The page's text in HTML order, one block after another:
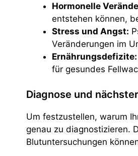
Hormonelle
entstehen können,
Stress und Angst:
Veränderungen im
Ernährungsdefizite:
für gesundes
Diagnose und
Um festzustellen, warum
genau zu diagnostizieren.
Blutuntersuchungen